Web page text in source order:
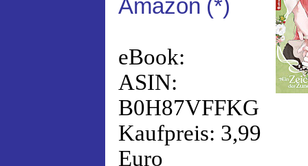
Amazon (*)
eBook:
ASIN:
B0H87VFFKG
Kaufpreis: 3,99
Euro